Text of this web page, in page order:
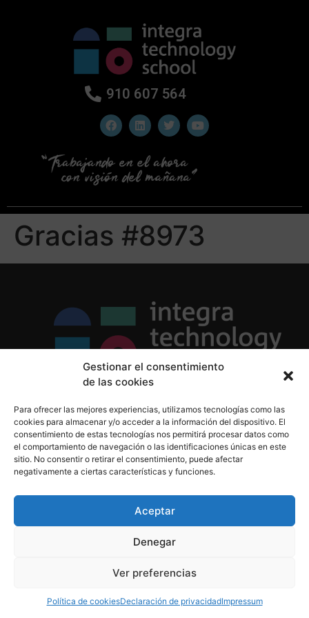
Gestionar el consentimiento
de las cookies
Para ofrecer las mejores experiencias, utilizamos tecnologías como las
cookies para almacenar y/o acceder a la información del dispositivo. El
consentimiento de estas tecnologías nos permitirá procesar datos como
el comportamiento de navegación o las identificaciones únicas en este
sitio. No consentir o retirar el consentimiento, puede afectar
negativamente a ciertas características y funciones.
Aceptar
Denegar
Ver preferencias
Política de cookiesDeclaración de privacidadImpressum
910 607 564
Gracias #8973
Política de Cookies
Aviso Legal
910 607 564
derechos reservados